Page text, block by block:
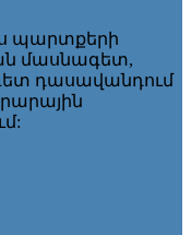
պարտքերի
մասնագետ,
դասավանդում